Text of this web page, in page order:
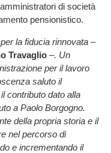
di società
pensionistico.
la fiducia rinnovata –
Travaglio–. Un
per il lavoro
saluto il
contributo dato alla
a Paolo Borgogno.
della propria storia e il
nel percorso di
e incrementando il